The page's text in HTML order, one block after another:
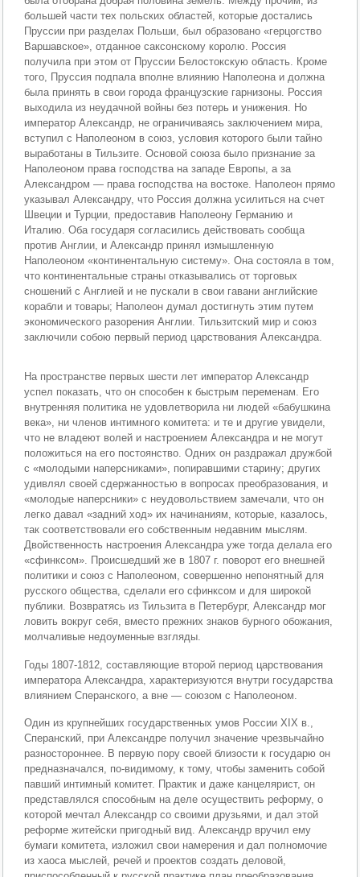
большей части тех польских областей, которые достались
Пруссии при разделах Польши, был образовано «герцогство
Варшавское», отданное саксонскому королю. Россия
получила при этом от Пруссии Белостокскую область. Кроме
того, Пруссия подпала вполне влиянию Наполеона и должна
была принять в свои города французские гарнизоны. Россия
выходила из неудачной войны без потерь и унижения. Но
император Александр, не ограничиваясь заключением мира,
вступил с Наполеоном в союз, условия которого были тайно
выработаны в Тильзите. Основой союза было признание за
Наполеоном права господства на западе Европы, а за
Александром — права господства на востоке. Наполеон прямо
указывал Александру, что Россия должна усилиться на счет
Швеции и Турции, предоставив Наполеону Германию и
Италию. Оба государя согласились действовать сообща
против Англии, и Александр принял измышленную
Наполеоном «континентальную систему». Она состояла в том,
что континентальные страны отказывались от торговых
сношений с Англией и не пускали в свои гавани английские
корабли и товары; Наполеон думал достигнуть этим путем
экономического разорения Англии. Тильзитский мир и союз
заключили собою первый период царствования Александра.
На пространстве первых шести лет император Александр
успел показать, что он способен к быстрым переменам. Его
внутренняя политика не удовлетворила ни людей «бабушкина
века», ни членов интимного комитета: и те и другие увидели,
что не владеют волей и настроением Александра и не могут
положиться на его постоянство. Одних он раздражал дружбой
с «молодыми наперсниками», попиравшими старину; других
удивлял своей сдержанностью в вопросах преобразования, и
«молодые наперсники» с неудовольствием замечали, что он
легко давал «задний ход» их начинаниям, которые, казалось,
так соответствовали его собственным недавним мыслям.
Двойственность настроения Александра уже тогда делала его
«сфинксом». Происшедший же в 1807 г. поворот его внешней
политики и союз с Наполеоном, совершенно непонятный для
русского общества, сделали его сфинксом и для широкой
публики. Возвратясь из Тильзита в Петербург, Александр мог
ловить вокруг себя, вместо прежних знаков бурного обожания,
молчаливые недоуменные взгляды.
Годы 1807-1812, составляющие второй период царствования
императора Александра, характеризуются внутри государства
влиянием Сперанского, а вне — союзом с Наполеоном.
Один из крупнейших государственных умов России XIX в.,
Сперанский, при Александре получил значение чрезвычайно
разностороннее. В первую пору своей близости к государю он
предназначался, по-видимому, к тому, чтобы заменить собой
павший интимный комитет. Практик и даже канцелярист, он
представлялся способным на деле осуществить реформу, о
которой мечтал Александр со своими друзьями, и дал этой
реформе житейски пригодный вид. Александр вручил ему
бумаги комитета, изложил свои намерения и дал полномочие
из хаоса мыслей, речей и проектов создать деловой,